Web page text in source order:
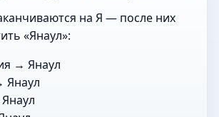
на Я — после них
«Янаул»:
→ Янаул
Янаул